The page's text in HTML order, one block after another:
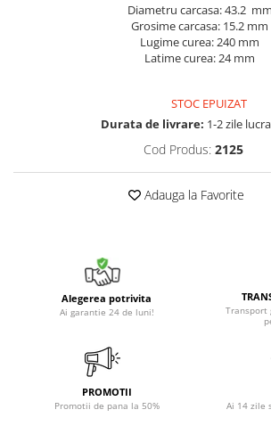
Diametru carcasa: 43.2 mm
Grosime carcasa: 15.2 mm
Lugime curea: 240 mm
Latime curea: 24 mm
STOC EPUIZAT
Durata de livrare: 1-2 zile
Cod Produs: 2125
Adauga la Favorite
Alegerea potrivita
Ai garantie 24 de luni!
Transport
PROMOTII
Promotii de pana la 50% Ai 14 zile